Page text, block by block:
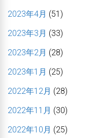
2023年4月 (51)
2023年3月 (33)
2023年2月 (28)
2023年1月 (25)
2022年12月 (28)
2022年11月 (30)
2022年10月 (25)